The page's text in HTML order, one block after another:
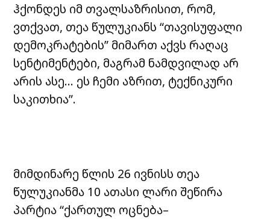
ჰქონდეს იმ თვალსაზრისით, რომ,
ვთქვათ, თეა წულუკიანს “თავისუფალი
დემოკრატების” მიმართ აქვს რაღაც
სენტიმენტები, მაგრამ ნამდვილად არ
არის ასე… ეს ჩემი აზრით, ტექნიკური
საკითხია”.
მიმდინარე წლის 26 ივნისს თეა
წულუკიანმა 10 ათასი ლარი შეწირა
პარტია “ქართულ ოცნება–